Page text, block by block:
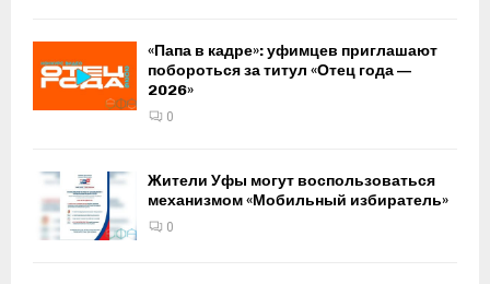
«Папа в кадре»: уфимцев приглашают
побороться за титул «Отец года —
2026»
0
Жители Уфы могут воспользоваться
механизмом «Мобильный избиратель»
0